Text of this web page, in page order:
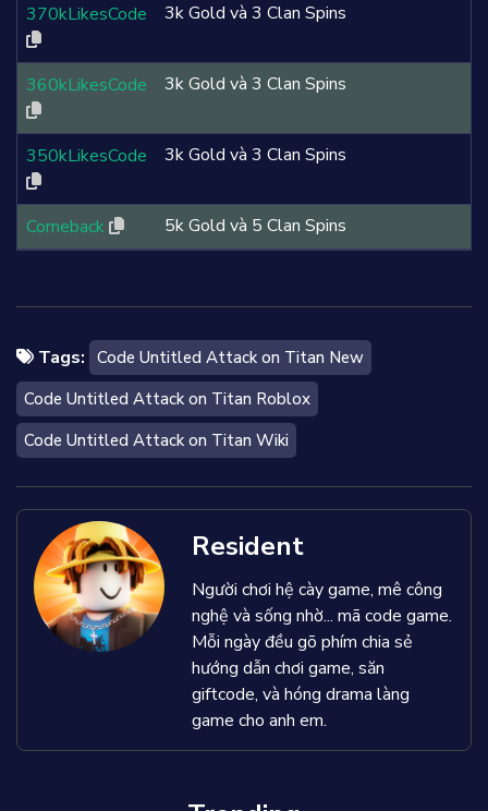
370kLikesCode
3k Gold và 3 Clan Spins
360kLikesCode 3k Gold và 3 Clan Spins
350kLikesCode 3k Gold và 3 Clan Spins
Comeback 5k Gold và 5 Clan Spins
Tags: Code Untitled Attack on Titan New
Code Untitled Attack on Titan Roblox
Code Untitled Attack on Titan Wiki
Resident
Người chơi hệ cày game, mê công
nghệ và sống nhờ... mã code game.
Mỗi ngày đều gõ phím chia sẻ
hướng dẫn chơi game, săn
giftcode, và hóng drama làng
game cho anh em.